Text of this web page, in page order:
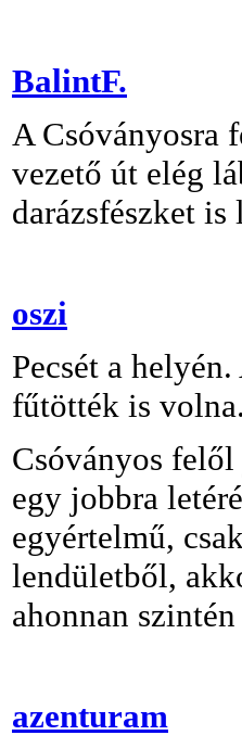
BalintF.
A Csóványosra
vezető út elég
darázsfészket
oszi
Pecsét a
fűtötték is
Csóványos
egy jobbra
egyértelmű,
lendületből,
ahonnan
azenturam